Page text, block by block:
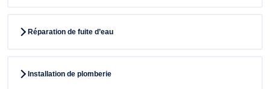
Réparation de fuite d’eau
Installation de plomberie